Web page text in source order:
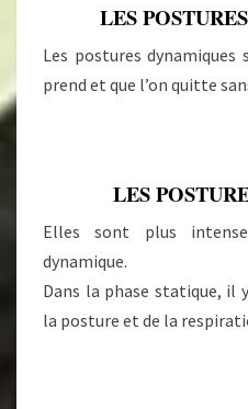
LES
Les postures dynamiques
prend et que l’on quitte
LES
Elles sont plus
dynamique.
Dans la phase statique, il
la posture et de la